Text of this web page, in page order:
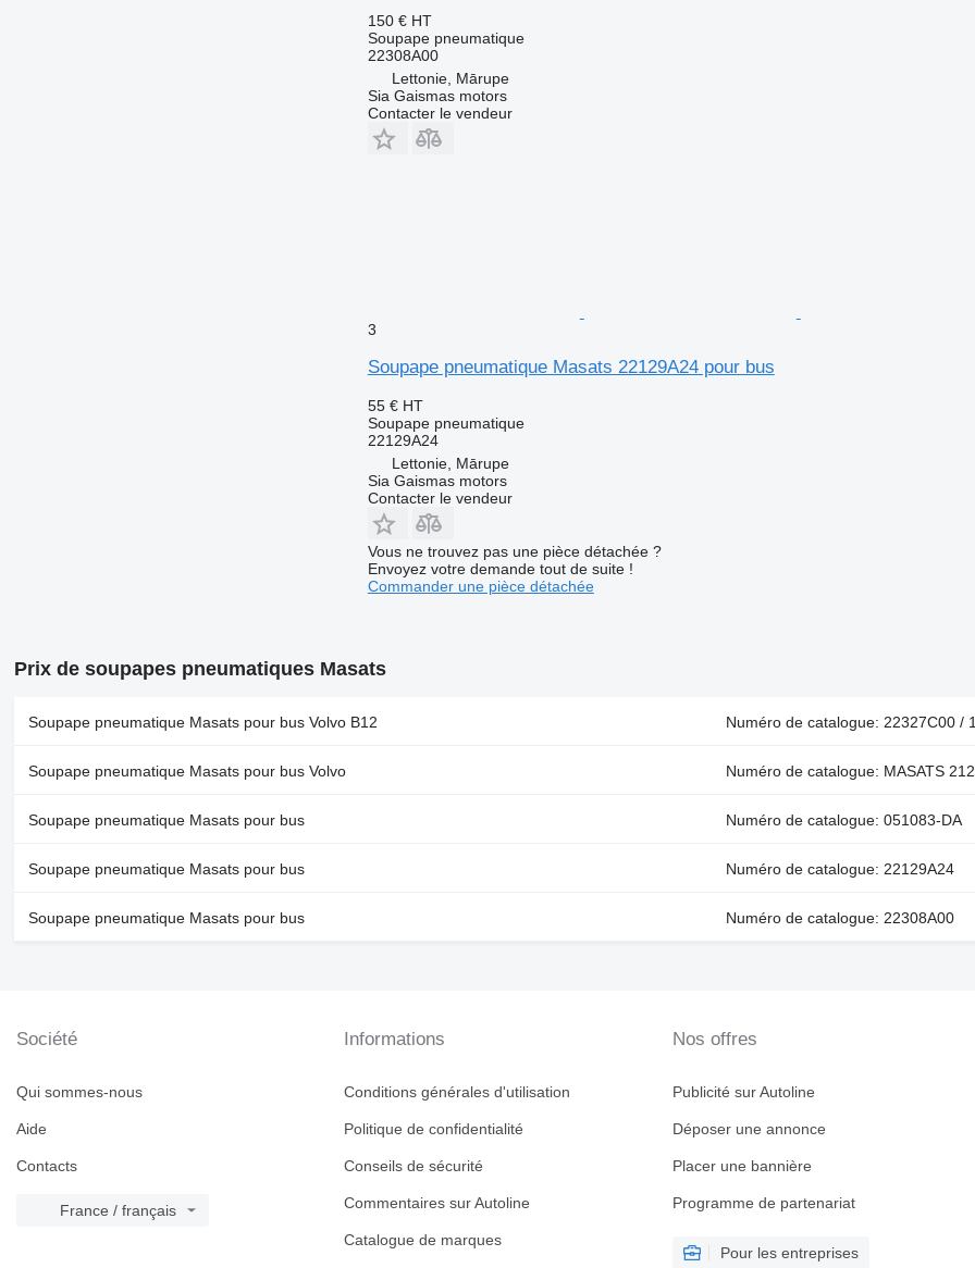
150 € HT
Soupape pneumatique
22308A00
Lettonie, Mārupe
Sia Gaismas motors
Contacter le vendeur
3
Soupape pneumatique Masats 22129A24 pour bus
55 € HT
Soupape pneumatique
22129A24
Lettonie, Mārupe
Sia Gaismas motors
Contacter le vendeur
Vous ne trouvez pas une pièce détachée ?
Envoyez votre demande tout de suite !
Commander une pièce détachée
Prix de soupapes pneumatiques Masats
Soupape pneumatique Masats pour bus Volvo B12 Numéro de catalogue: 22327C00 /
Soupape pneumatique Masats pour bus Volvo Numéro de catalogue: MASATS
Soupape pneumatique Masats pour bus Numéro de catalogue: 051083-DA
Soupape pneumatique Masats pour bus Numéro de catalogue: 22129A24
Soupape pneumatique Masats pour bus Numéro de catalogue: 22308A00
Société
Qui sommes-nous
Aide
Contacts
France / français
Informations
Conditions générales d'utilisation
Politique de confidentialité
Conseils de sécurité
Commentaires sur Autoline
Catalogue de marques
Nos offres
Publicité sur Autoline
Déposer une annonce
Placer une bannière
Programme de partenariat
Pour les entreprises